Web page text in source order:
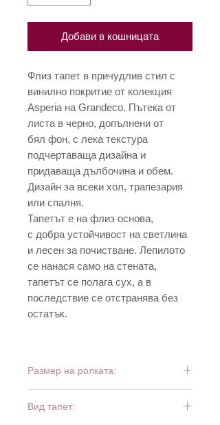
Добави в кошницата
Флиз тапет в причудлив стил с
винилно покритие от колекция
Asperia на Grandeco. Пътека от
листа в черно, допълнени от
бял фон, с лека текстура
подчертаваща дизайна и
придаваща дълбочина и обем.
Дизайн за всеки хол, трапезария
или спалня.
Тапетът е на флиз основа,
с добра устойчивост на светлина
и лесен за почистване. Лепилото
се нанася само на стената,
тапетът се полага сух, а в
последствие се отстранява без
остатък.
Размер на ролката:
Вид тапет: